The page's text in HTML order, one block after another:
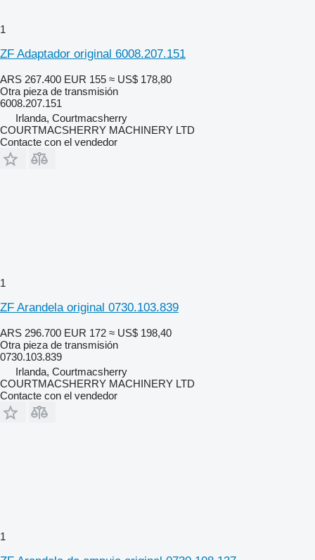
1
ZF Adaptador original 6008.207.151
ARS 267.400 EUR 155 ≈ US$ 178,80
Otra pieza de transmisión
6008.207.151
Irlanda, Courtmacsherry
COURTMACSHERRY MACHINERY LTD
Contacte con el vendedor
1
ZF Arandela original 0730.103.839
ARS 296.700 EUR 172 ≈ US$ 198,40
Otra pieza de transmisión
0730.103.839
Irlanda, Courtmacsherry
COURTMACSHERRY MACHINERY LTD
Contacte con el vendedor
1